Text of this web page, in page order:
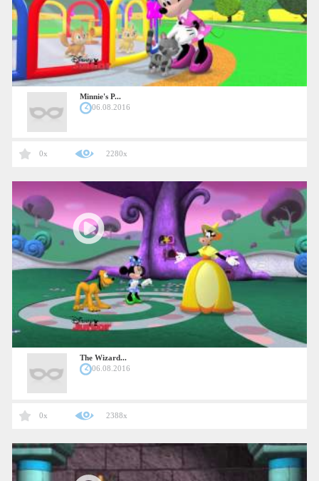
Minnie's P...
06.08.2016
0x 2280x
The Wizard...
06.08.2016
0x 2388x